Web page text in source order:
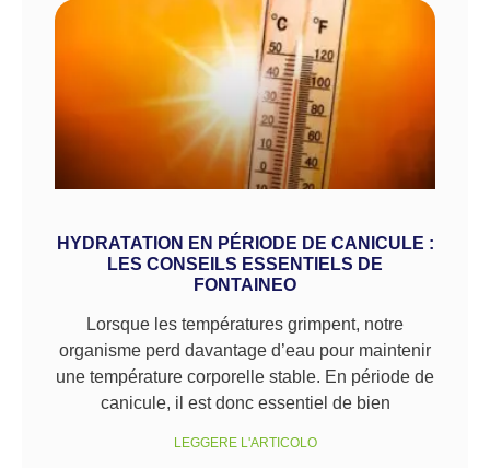
HYDRATATION EN PÉRIODE DE CANICULE :
LES CONSEILS ESSENTIELS DE
FONTAINEO
Lorsque les températures grimpent, notre
organisme perd davantage d’eau pour maintenir
une température corporelle stable. En période de
canicule, il est donc essentiel de bien
LEGGERE L'ARTICOLO